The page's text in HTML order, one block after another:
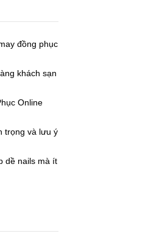
đồng phục
khách sạn
Online
trọng và lưu ý
dề nails mà ít